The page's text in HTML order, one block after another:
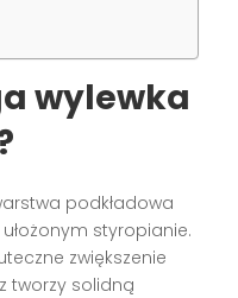
wylewka
podkładowa
styropianie.
zwiększenie
tworzy solidną